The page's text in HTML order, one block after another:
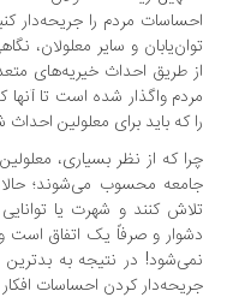
مردم را جریحه‌دار کنید، از
و سایر معلولان، نگاهی
طریق احداث خیریه‌های متعدد تا
واگذار شده است تا آنها که
که باید برای معلولین احداث شود
که از نظر بسیاری، معلولین
محسوب می‌شوند؛ حالا اگر
کنند و شهرت یا توانایی
و صرفاً یک اتفاق است و
در نتیجه به بدترین شکل
کردن احساسات افکار